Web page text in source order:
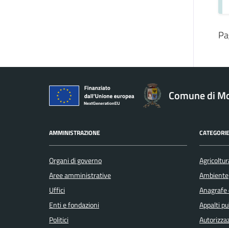
Comune di
AMMINISTRAZIONE
Organi di governo
Aree amministrative
Uffici
Enti e fondazioni
Politici
Ambiente
Appalti